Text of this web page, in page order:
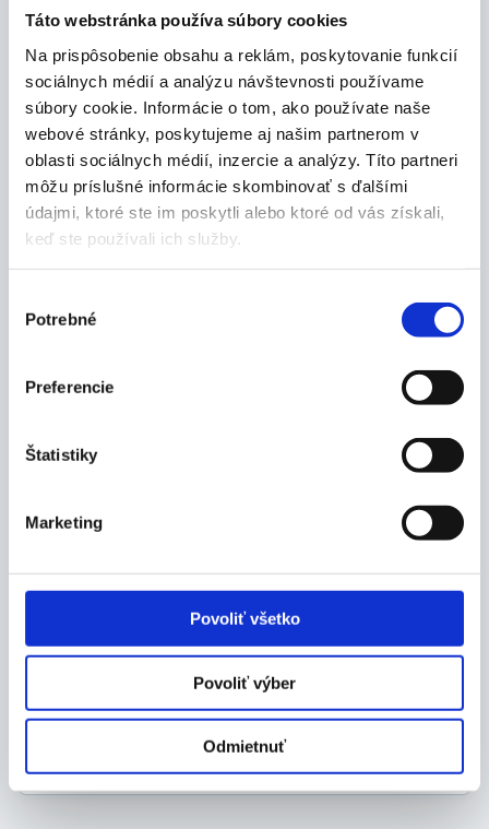
Táto webstránka používa súbory cookies
Na prispôsobenie obsahu a reklám, poskytovanie funkcií
sociálnych médií a analýzu návštevnosti používame
súbory cookie. Informácie o tom, ako používate naše
webové stránky, poskytujeme aj našim partnerom v
oblasti sociálnych médií, inzercie a analýzy. Títo partneri
môžu príslušné informácie skombinovať s ďalšími
údajmi, ktoré ste im poskytli alebo ktoré od vás získali,
keď ste používali ich služby.
súhlasu
Potrebné
Preferencie
Štatistiky
Marketing
Povoliť všetko
Povoliť výber
Odmietnuť
Rozmery:
objem: 50 ml
d: 41,5 mm
NZ: 24/20
Balenie:
Výrobca